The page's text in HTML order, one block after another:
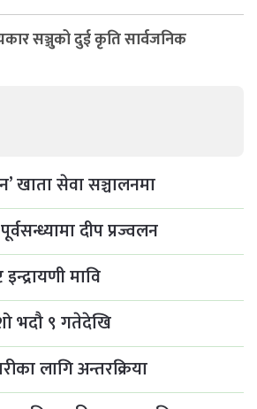
सञ्जुको दुई कृति सार्वजनिक
खाता सेवा सञ्चालनमा
दीप प्रज्वलन
मावि
भदौ ९ गतेदेखि
लागि अन्तरक्रिया